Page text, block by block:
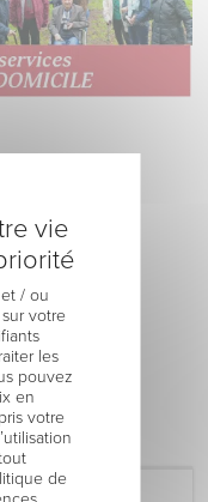
vie
/ ou
votre
les
pouvez
en
votre
de